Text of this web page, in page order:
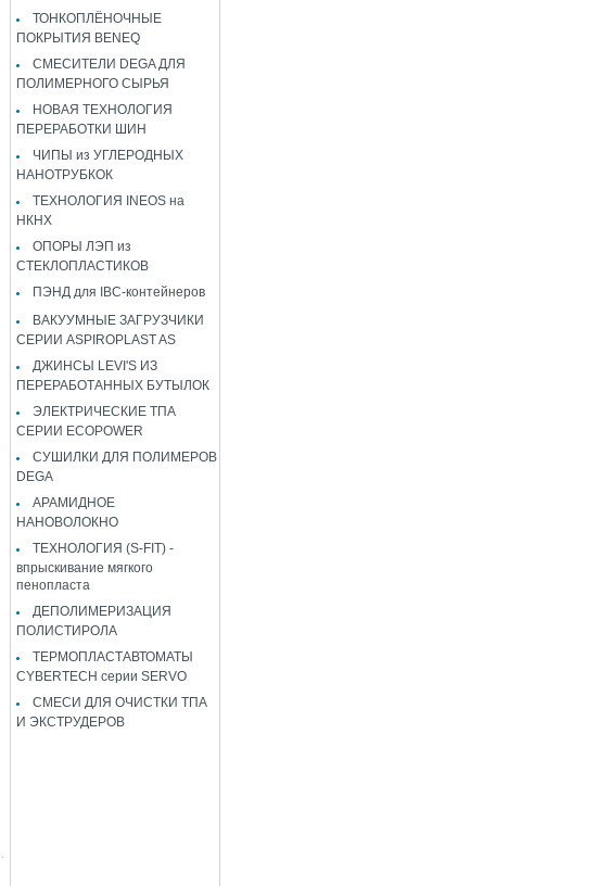
ТОНКОПЛЁНОЧНЫЕ
ПОКРЫТИЯ BENEQ
СМЕСИТЕЛИ DEGA ДЛЯ
ПОЛИМЕРНОГО СЫРЬЯ
НОВАЯ ТЕХНОЛОГИЯ
ПЕРЕРАБОТКИ ШИН
ЧИПЫ из УГЛЕРОДНЫХ
НАНОТРУБКОК
ТЕХНОЛОГИЯ INEOS на
НКНХ
ОПОРЫ ЛЭП из
СТЕКЛОПЛАСТИКОВ
ПЭНД для IBC-контейнеров
ВАКУУМНЫЕ ЗАГРУЗЧИКИ
СЕРИИ ASPIROPLAST AS
ДЖИНСЫ LEVI'S ИЗ
ПЕРЕРАБОТАННЫХ БУТЫЛОК
ЭЛЕКТРИЧЕСКИЕ ТПА
СЕРИИ ECOPOWER
СУШИЛКИ ДЛЯ ПОЛИМЕРОВ
DEGA
АРАМИДНОЕ
НАНОВОЛОКНО
ТЕХНОЛОГИЯ (S-FIT) -
впрыскивание мягкого
пенопласта
ДЕПОЛИМЕРИЗАЦИЯ
ПОЛИСТИРОЛА
ТЕРМОПЛАСТАВТОМАТЫ
CYBERTECH серии SERVO
СМЕСИ ДЛЯ ОЧИСТКИ ТПА
И ЭКСТРУДЕРОВ